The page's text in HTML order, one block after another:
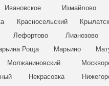
Ивановское
Измайлово
Красносельский
Лефортово
Лианозово
Роща Марьино
Молжаниновский
Некрасовка